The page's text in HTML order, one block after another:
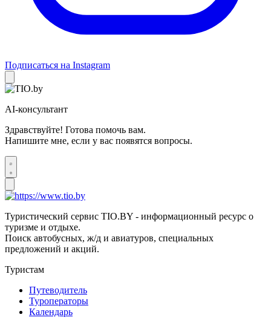
Подписаться на Instagram
AI-консультант
Здравствуйте! Готова помочь вам.
Напишите мне, если у вас появятся вопросы.
Туристический сервис TIO.BY - информационный ресурс о
туризме и отдыхе.
Поиск автобусных, ж/д и авиатуров, специальных
предложений и акций.
Туристам
Путеводитель
Туроператоры
Календарь